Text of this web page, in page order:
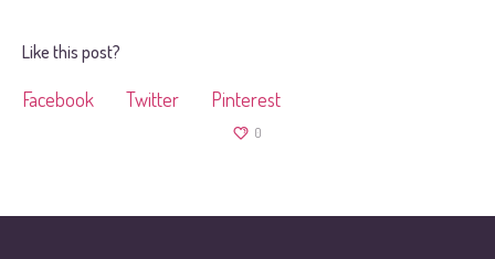
Like this post?
Facebook Twitter Pinterest
0